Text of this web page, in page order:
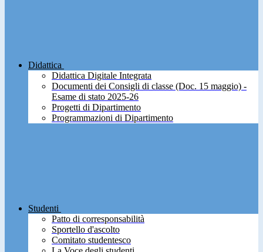
Didattica
Didattica Digitale Integrata
Documenti dei Consigli di classe (Doc. 15 maggio) -
Esame di stato 2025-26
Progetti di Dipartimento
Programmazioni di Dipartimento
Studenti
Patto di corresponsabilità
Sportello d'ascolto
Comitato studentesco